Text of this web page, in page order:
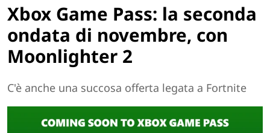
Xbox Game Pass: la seconda
ondata di novembre, con
Moonlighter 2
C'è anche una succosa offerta legata a Fortnite